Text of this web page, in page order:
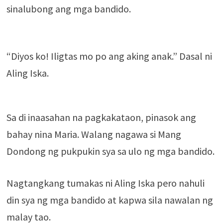
sinalubong ang mga bandido.
“Diyos ko! Iligtas mo po ang aking anak.” Dasal ni
Aling Iska.
Sa di inaasahan na pagkakataon, pinasok ang
bahay nina Maria. Walang nagawa si Mang
Dondong ng pukpukin sya sa ulo ng mga bandido.
Nagtangkang tumakas ni Aling Iska pero nahuli
din sya ng mga bandido at kapwa sila nawalan ng
malay tao.